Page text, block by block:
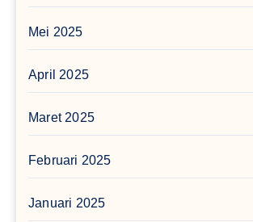
Mei 2025
April 2025
Maret 2025
Februari 2025
Januari 2025